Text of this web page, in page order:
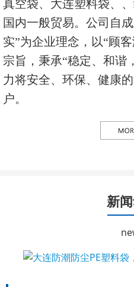
真空袋、大连塑料袋、
国内一般贸易。公司自
实”为企业理念，以“顾
宗旨，秉承“稳定、和谐
力将安全、环保、健康
户。
新